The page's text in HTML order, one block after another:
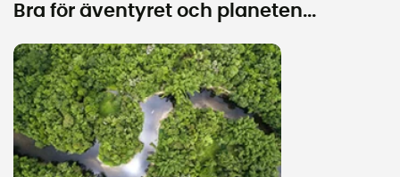
Bra för äventyret och planeten...